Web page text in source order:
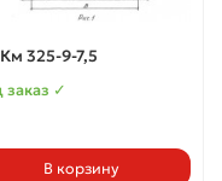
325-9-7,5
заказ ✓
В корзину